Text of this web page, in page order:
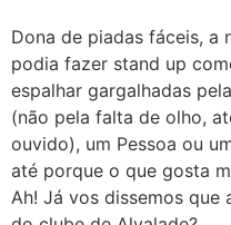
Dona de piadas fáceis, a
podia fazer stand up
espalhar gargalhadas
(não pela falta de olho,
ouvido), um Pessoa ou
até porque o que gosta
Ah! Já vos dissemos que